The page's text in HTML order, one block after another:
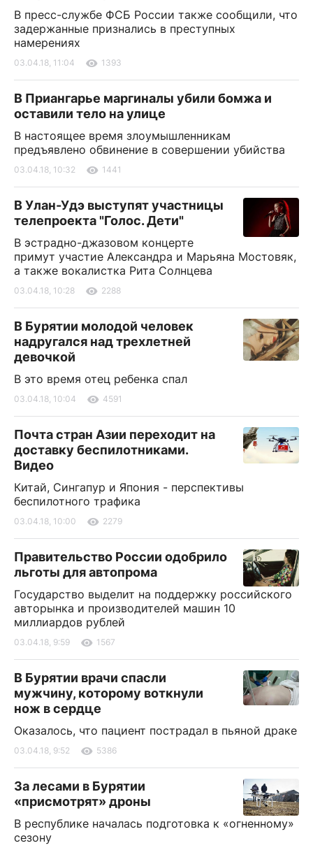
В пресс-службе ФСБ России также сообщили, что
задержанные признались в преступных
намерениях
03.04.18, 11:04 1393
В Приангарье маргиналы убили бомжа и
оставили тело на улице
В настоящее время злоумышленникам
предъявлено обвинение в совершении убийства
03.04.18, 10:32 1441
В Улан-Удэ выступят участницы
телепроекта "Голос. Дети"
В эстрадно-джазовом концерте
примут участие Александра и Марьяна Мостовяк,
а также вокалистка Рита Солнцева
03.04.18, 10:28 2288
В Бурятии молодой человек
надругался над трехлетней
девочкой
В это время отец ребенка спал
03.04.18, 10:04 4591
Почта стран Азии переходит на
доставку беспилотниками.
Видео
Китай, Сингапур и Япония - перспективы
беспилотного трафика
03.04.18, 10:00 2279
Правительство России одобрило
льготы для автопрома
Государство выделит на поддержку российского
авторынка и производителей машин 10
миллиардов рублей
03.04.18, 9:59 1567
В Бурятии врачи спасли
мужчину, которому воткнули
нож в сердце
Оказалось, что пациент пострадал в пьяной драке
03.04.18, 9:52 5386
За лесами в Бурятии
«присмотрят» дроны
В республике началась подготовка к «огненному»
сезону